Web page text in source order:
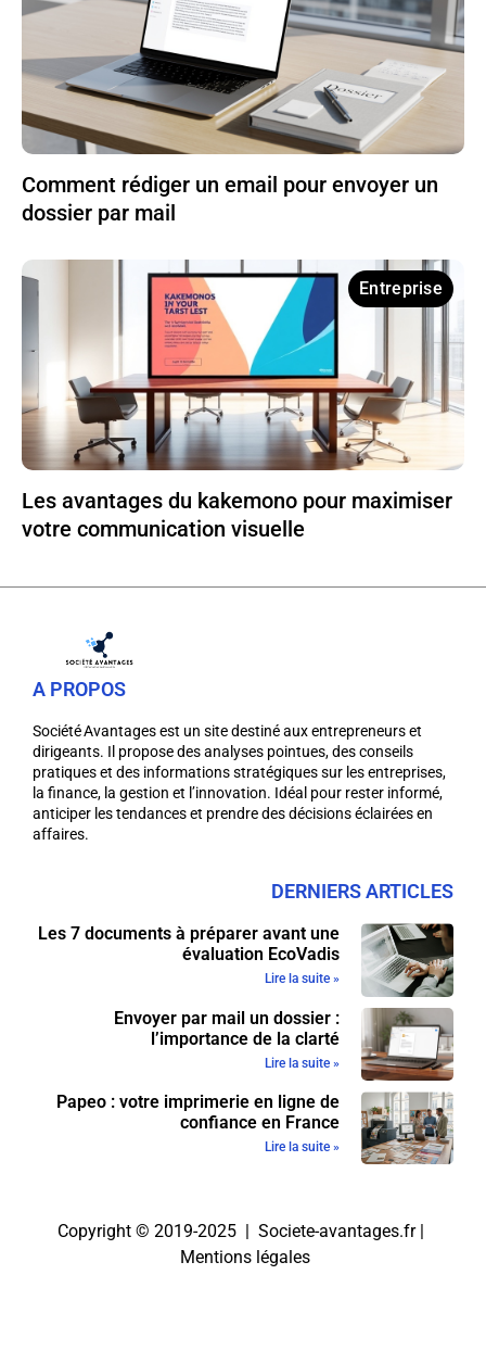
Comment rédiger un email pour envoyer un
dossier par mail
Entreprise
Les avantages du kakemono pour maximiser
votre communication visuelle
A PROPOS
Société Avantages est un site destiné aux entrepreneurs et
dirigeants. Il propose des analyses pointues, des conseils
pratiques et des informations stratégiques sur les entreprises,
la finance, la gestion et l’innovation. Idéal pour rester informé,
anticiper les tendances et prendre des décisions éclairées en
affaires.
DERNIERS ARTICLES
Les 7 documents à préparer avant une
évaluation EcoVadis
Lire la suite »
Envoyer par mail un dossier :
l’importance de la clarté
Lire la suite »
Papeo : votre imprimerie en ligne de
confiance en France
Lire la suite »
Copyright © 2019-2025 | Societe-avantages.fr |
Mentions légales